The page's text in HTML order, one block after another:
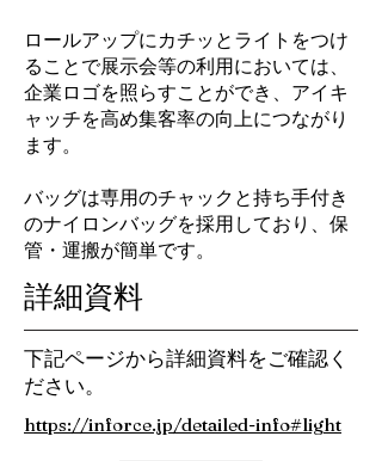
ロールアップにカチッとライトをつけ
ることで展示会等の利用においては、
企業ロゴを照らすことができ、アイキ
ャッチを高め集客率の向上につながり
ます。
バッグは専用のチャックと持ち手付き
のナイロンバッグを採用しており、保
管・運搬が簡単です。
​詳細資料
下記ページから詳細資料をご確認く
ださい。
https://inforce.jp/detailed-info#light